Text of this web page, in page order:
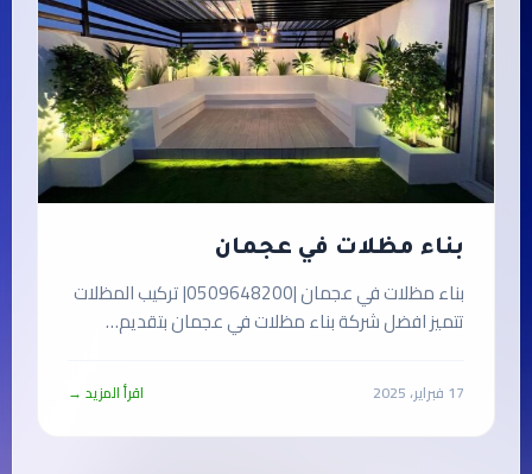
بناء مظلات في عجمان
بناء مظلات في عجمان |0509648200| تركيب المظلات
تتميز افضل شركة بناء مظلات في عجمان بتقديم…
17 فبراير، 2025 اقرأ المزيد →